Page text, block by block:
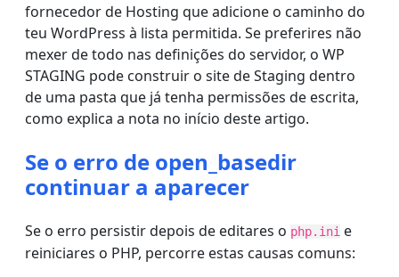
fornecedor de Hosting que adicione o caminho do
teu WordPress à lista permitida. Se preferires não
mexer de todo nas definições do servidor, o WP
STAGING pode construir o site de Staging dentro
de uma pasta que já tenha permissões de escrita,
como explica a nota no início deste artigo.
Se o erro de open_basedir
continuar a aparecer
Se o erro persistir depois de editares o php.ini e
reiniciares o PHP, percorre estas causas comuns: